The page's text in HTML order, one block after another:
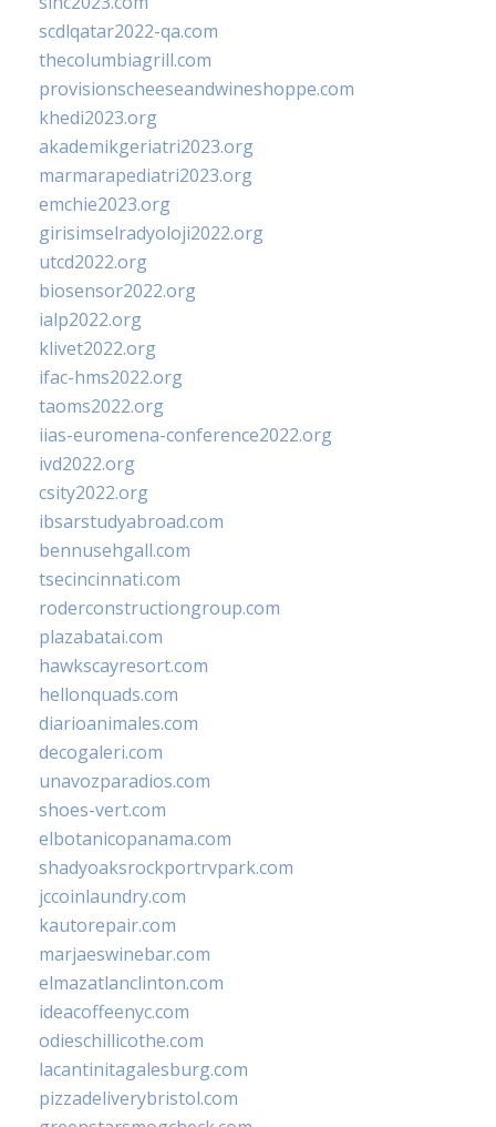
scdlqatar2022-qa.com
thecolumbiagrill.com
provisionscheeseandwineshoppe.com
khedi2023.org
akademikgeriatri2023.org
marmarapediatri2023.org
emchie2023.org
girisimselradyoloji2022.org
utcd2022.org
biosensor2022.org
ialp2022.org
klivet2022.org
ifac-hms2022.org
taoms2022.org
iias-euromena-conference2022.org
ivd2022.org
csity2022.org
ibsarstudyabroad.com
bennusehgall.com
tsecincinnati.com
roderconstructiongroup.com
plazabatai.com
hawkscayresort.com
hellonquads.com
diarioanimales.com
decogaleri.com
unavozparadios.com
shoes-vert.com
elbotanicopanama.com
shadyoaksrockportrvpark.com
jccoinlaundry.com
kautorepair.com
marjaeswinebar.com
elmazatlanclinton.com
ideacoffeenyc.com
odieschillicothe.com
lacantinitagalesburg.com
pizzadeliverybristol.com